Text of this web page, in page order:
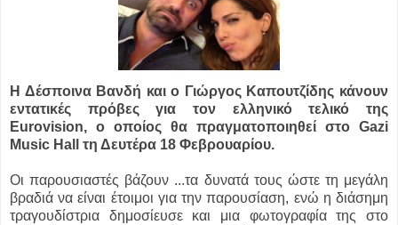
Η Δέσποινα Βανδή και ο Γιώργος Καπουτζίδης κάνουν
εντατικές πρόβες για τον ελληνικό τελικό της
Eurovision, ο οποίος θα πραγματοποιηθεί στο Gazi
Music Hall τη Δευτέρα 18 Φεβρουαρίου.
Οι παρουσιαστές βάζουν ...τα δυνατά τους ώστε τη μεγάλη
βραδιά να είναι έτοιμοι για την παρουσίαση, ενώ η διάσημη
τραγουδίστρια δημοσίευσε και μια φωτογραφία της στο